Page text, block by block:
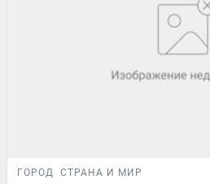
ГОРОД СТРАНА И МИР